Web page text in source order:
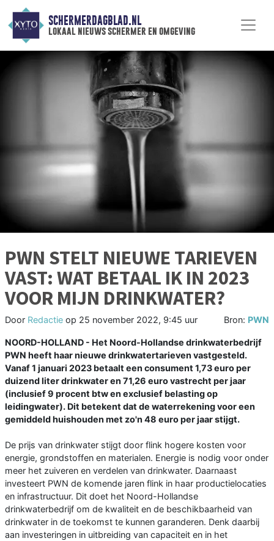
SCHERMERDAGBLAD.NL
lokaal nieuws schermer en omgeving
PWN STELT NIEUWE TARIEVEN
VAST: WAT BETAAL IK IN 2023
VOOR MIJN DRINKWATER?
Door Redactie op 25 november 2022, 9:45 uur Bron: PWN
NOORD-HOLLAND - Het Noord-Hollandse drinkwaterbedrijf
PWN heeft haar nieuwe drinkwatertarieven vastgesteld.
Vanaf 1 januari 2023 betaalt een consument 1,73 euro per
duizend liter drinkwater en 71,26 euro vastrecht per jaar
(inclusief 9 procent btw en exclusief belasting op
leidingwater). Dit betekent dat de waterrekening voor een
gemiddeld huishouden met zo'n 48 euro per jaar stijgt.
De prijs van drinkwater stijgt door flink hogere kosten voor
energie, grondstoffen en materialen. Energie is nodig voor onder
meer het zuiveren en verdelen van drinkwater. Daarnaast
investeert PWN de komende jaren flink in haar productielocaties
en infrastructuur. Dit doet het Noord-Hollandse
drinkwaterbedrijf om de kwaliteit en de beschikbaarheid van
drinkwater in de toekomst te kunnen garanderen. Denk daarbij
aan investeringen in uitbreiding van capaciteit en in het